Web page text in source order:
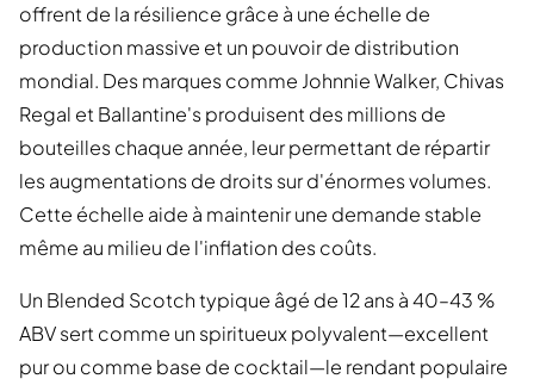
offrent de la résilience grâce à une échelle de
production massive et un pouvoir de distribution
mondial. Des marques comme Johnnie Walker, Chivas
Regal et Ballantine's produisent des millions de
bouteilles chaque année, leur permettant de répartir
les augmentations de droits sur d'énormes volumes.
Cette échelle aide à maintenir une demande stable
même au milieu de l'inflation des coûts.
Un Blended Scotch typique âgé de 12 ans à 40–43 %
ABV sert comme un spiritueux polyvalent—excellent
pur ou comme base de cocktail—le rendant populaire